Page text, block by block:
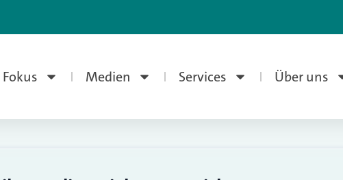
Medien Services Über uns